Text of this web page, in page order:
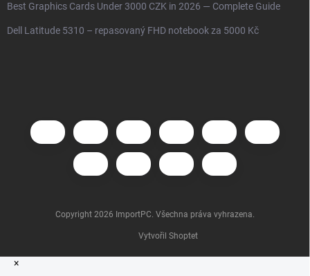
Best Graphics Cards Under 3000 CZK in 2026 — Complete Guide
Dell Latitude 5310 – repasovaný FHD notebook za 5000 Kč
Vytvořil Shoptet
Copyright 2026 ImportPC. Všechna práva vyhrazena.
×